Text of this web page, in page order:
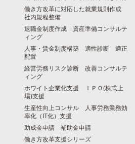
働き方改革に対応した就業規則作成
社内規程整備
退職金制度作成 資産準備コンサルテ
ィング
人事・賃金制度構築 適性診断 適正
配置
経営労務リスク診断 改善コンサルテ
ィング
ホワイト企業化支援 ＩＰＯ(株式上
場)支援
生産性向上コンサル 人事労務業務効
率化（IT化）支援
助成金申請 補助金申請
働き方改革支援シリーズ